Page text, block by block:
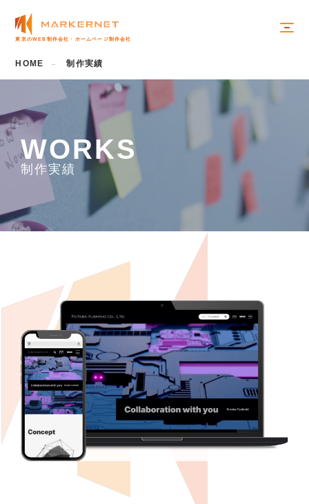
東京のWEB制作会社・ホームページ制作会社
HOME 制作実績
WO R KS
制 作実績